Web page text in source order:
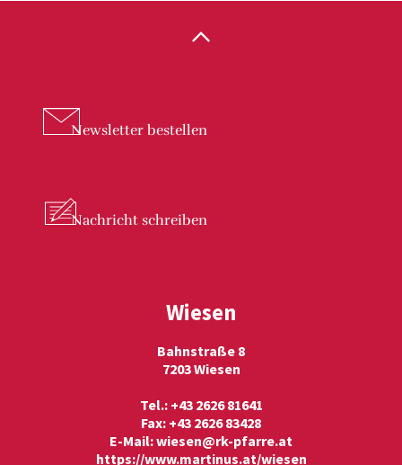
Newsletter bestellen
Nachricht schreiben
Wiesen
Bahnstraße 8
7203 Wiesen
Tel.: +43 2626 81641
Fax: +43 2626 83428
E-Mail:wiesen@rk-pfarre.at
https://www.martinus.at/wiesen